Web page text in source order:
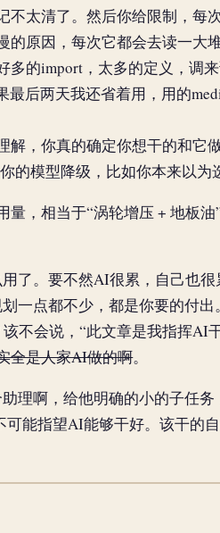
不太清了。然后你给限制，每
原因，每次它都会去读一大堆
的import，太多的定义，调来
后两天我还省着用，用的
，你真的确定你想干的和它
的模型降级，比如你本来以
，相当于“涡轮增压 + 地板
了。要不然AI很累，自己也
一点都不少，都是你要的付
不会说，“此文章是我指挥AI
全是人家AI做的啊。
理啊，给他明确的小的子任
能指望AI能够干好。该干的